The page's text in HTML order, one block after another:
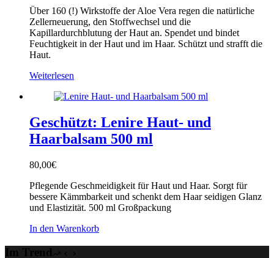
Über 160 (!) Wirkstoffe der Aloe Vera regen die natürliche
Zellerneuerung, den Stoffwechsel und die
Kapillardurchblutung der Haut an. Spendet und bindet
Feuchtigkeit in der Haut und im Haar. Schützt und strafft die
Haut.
Weiterlesen
Geschützt: Lenire Haut- und
Haarbalsam 500 ml
80,00€
Pflegende Geschmeidigkeit für Haut und Haar. Sorgt für
bessere Kämmbarkeit und schenkt dem Haar seidigen Glanz
und Elastizität. 500 ml Großpackung
In den Warenkorb
Im Trend